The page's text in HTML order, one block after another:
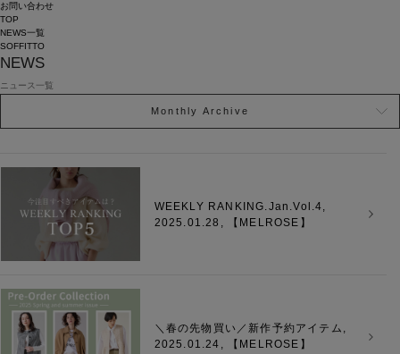
お問い合わせ
TOP
NEWS一覧
SOFFITTO
NEWS
ニュース一覧
Monthly Archive
WEEKLY RANKING.Jan.Vol.4,
2025.01.28, 【 MELROSE 】
＼春の先物買い／新作予約アイテム,
2025.01.24, 【 MELROSE 】